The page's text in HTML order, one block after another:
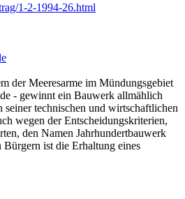
1-2-1994-26.html
der Meeresarme im Mündungsgebiet
- gewinnt ein Bauwerk allmählich
seiner technischen und wirtschaftlichen
wegen der Entscheidungskriterien,
den Namen Jahrhundertbauwerk
ist die Erhaltung eines